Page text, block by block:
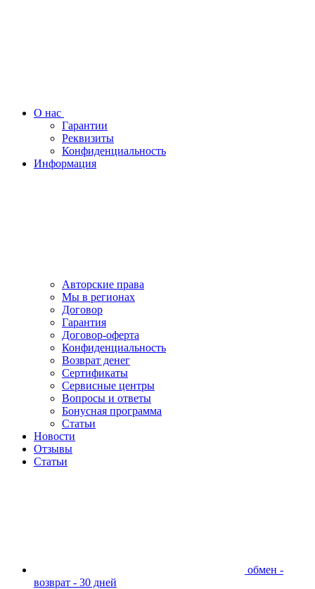
О нас
Гарантии
Реквизиты
Конфиденциальность
Информация
Авторские права
Мы в регионах
Договор
Гарантия
Договор-оферта
Конфиденциальность
Возврат денег
Сертификаты
Сервисные центры
Вопросы и ответы
Бонусная программа
Статьи
Новости
Отзывы
Статьи
обмен -
возврат - 30 дней